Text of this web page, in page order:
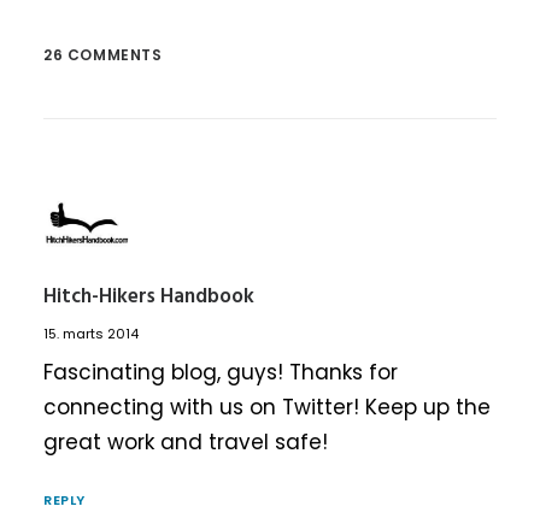
26 COMMENTS
Hitch-Hikers Handbook
15. marts 2014
Fascinating blog, guys! Thanks for
connecting with us on Twitter! Keep up the
great work and travel safe!
REPLY